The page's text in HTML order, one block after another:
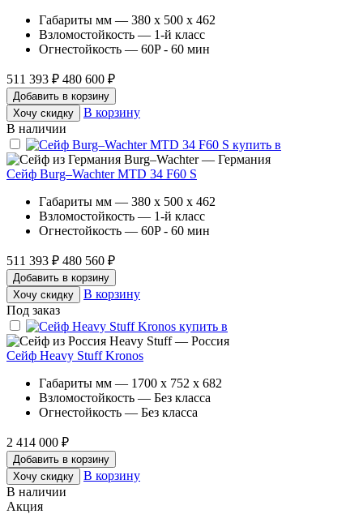
Габариты мм — 380 x 500 x 462
Взломостойкость — 1-й класс
Огнестойкость — 60P - 60 мин
511 393 ₽ 480 600 ₽
Добавить в корзину
Хочу скидку
В корзину
В наличии
Burg–Wachter — Германия
Сейф Burg–Wachter MTD 34 F60 S
Габариты мм — 380 x 500 x 462
Взломостойкость — 1-й класс
Огнестойкость — 60P - 60 мин
511 393 ₽ 480 560 ₽
Добавить в корзину
Хочу скидку
В корзину
Под заказ
Heavy Stuff — Россия
Сейф Heavy Stuff Kronos
Габариты мм — 1700 x 752 x 682
Взломостойкость — Без класса
Огнестойкость — Без класса
2 414 000 ₽
Добавить в корзину
Хочу скидку
В корзину
В наличии
Акция